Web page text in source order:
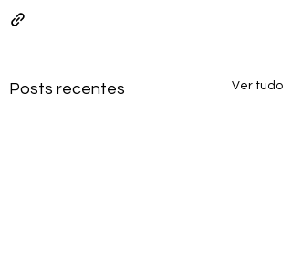
Posts recentes Ver tudo